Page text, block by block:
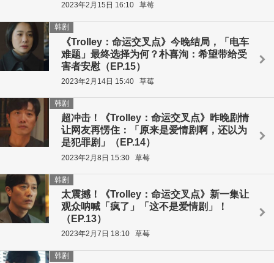
2023年2月15日 16:10 草莓
《Trolley：命运交叉点》今晚结局，「电车
难题」最终选择为何？朴喜洵：希望带给受
害者安慰（EP.15）
韩剧
2023年2月14日 15:40 草莓
超冲击！《Trolley：命运交叉点》昨晚剧情
让网友再愣住：「原来是爱情剧啊，还以为
是犯罪剧」（EP.14）
韩剧
2023年2月8日 15:30 草莓
太震撼！《Trolley：命运交叉点》新一集让
观众呐喊「疯了」「这不是爱情剧」！
（EP.13）
韩剧
2023年2月7日 18:10 草莓
韩剧